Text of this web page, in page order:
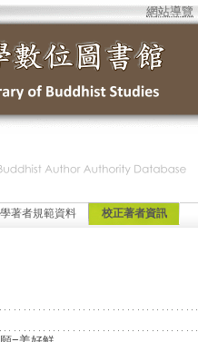
網站導覽
著者規範資料 校正著者資訊